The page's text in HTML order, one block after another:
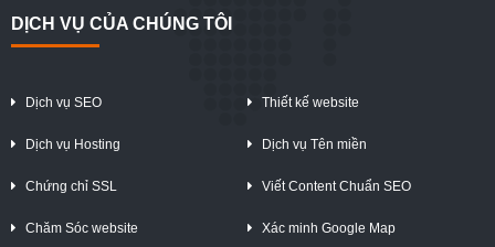
DỊCH VỤ CỦA CHÚNG TÔI
Dịch vụ SEO Thiết kế website
Dịch vụ Hosting Dịch vụ Tên miền
Chứng chỉ SSL Viết Content Chuẩn SEO
Chăm Sóc website Xác minh Google Map